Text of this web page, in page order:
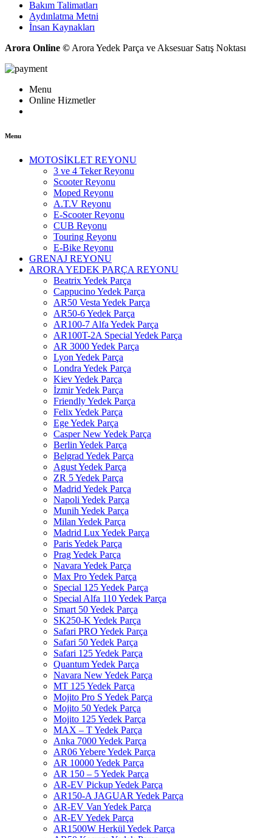
Bakım Talimatları
Aydınlatma Metni
İnsan Kaynakları
Arora Online © Arora Yedek Parça ve Aksesuar Satış Noktası
Menu
Online Hizmetler
Menu
MOTOSİKLET REYONU
3 ve 4 Teker Reyonu
Scooter Reyonu
Moped Reyonu
A.T.V Reyonu
E-Scooter Reyonu
CUB Reyonu
Touring Reyonu
E-Bike Reyonu
GRENAJ REYONU
ARORA YEDEK PARÇA REYONU
Beatrix Yedek Parça
Cappucino Yedek Parça
AR50 Vesta Yedek Parça
AR50-6 Yedek Parça
AR100-7 Alfa Yedek Parça
AR100T-2A Special Yedek Parça
AR 3000 Yedek Parça
Lyon Yedek Parça
Londra Yedek Parça
Kiev Yedek Parça
İzmir Yedek Parça
Friendly Yedek Parça
Felix Yedek Parça
Ege Yedek Parça
Casper New Yedek Parça
Berlin Yedek Parça
Belgrad Yedek Parça
Agust Yedek Parça
ZR 5 Yedek Parça
Madrid Yedek Parça
Napoli Yedek Parça
Munih Yedek Parça
Milan Yedek Parça
Madrid Lux Yedek Parça
Paris Yedek Parça
Prag Yedek Parça
Navara Yedek Parça
Max Pro Yedek Parça
Special 125 Yedek Parça
Special Alfa 110 Yedek Parça
Smart 50 Yedek Parça
SK250-K Yedek Parça
Safari PRO Yedek Parça
Safari 50 Yedek Parça
Safari 125 Yedek Parça
Quantum Yedek Parça
Navara New Yedek Parça
MT 125 Yedek Parça
Mojito Pro S Yedek Parça
Mojito 50 Yedek Parça
Mojito 125 Yedek Parça
MAX – T Yedek Parça
Anka 7000 Yedek Parça
AR06 Yebere Yedek Parça
AR 10000 Yedek Parça
AR 150 – 5 Yedek Parça
AR-EV Pickup Yedek Parça
AR150-A JAGUAR Yedek Parça
AR-EV Van Yedek Parça
AR-EV Yedek Parça
AR1500W Herkül Yedek Parça